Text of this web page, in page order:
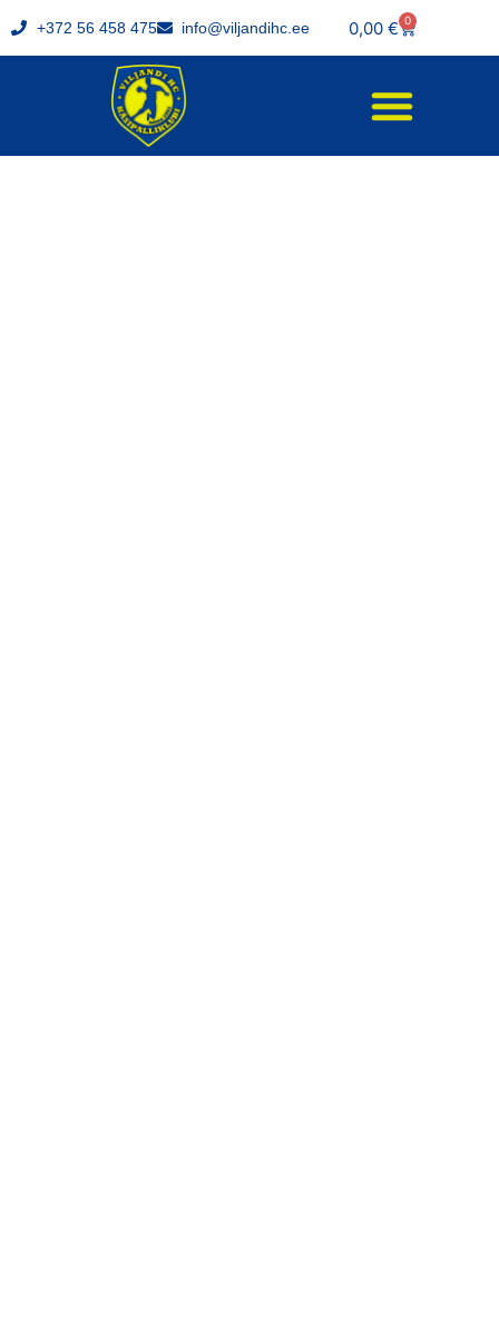
+372 56 458 475 info@viljandihc.ee 0,00 € 0